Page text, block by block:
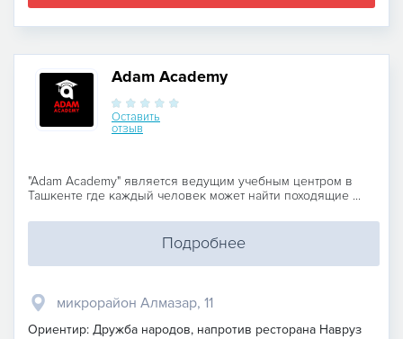
Adam Academy
Оставить
отзыв
"Adam Academy" является ведущим учебным центром в
Ташкенте где каждый человек может найти походящие ...
Подробнее
микрорайон Алмазар, 11
Ориентир: Дружба народов, напротив ресторана Навруз